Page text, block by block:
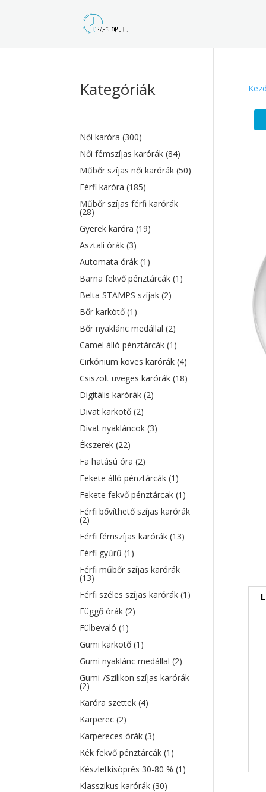
Kategóriák
Női karóra(300)
Női fémszíjas karórák(84)
Műbőr szíjas női karórák(50)
Férfi karóra(185)
Műbőr szíjas férfi karórák
(28)
Gyerek karóra(19)
Asztali órák(3)
Automata órák(1)
Barna fekvő pénztárcák(1)
Belta STAMPS szíjak(2)
Bőr karkötő(1)
Bőr nyaklánc medállal(2)
Camel álló pénztárcák(1)
Cirkónium köves karórák(4)
Csiszolt üveges karórák(18)
Digitális karórák(2)
Divat karkötő(2)
Divat nyakláncok(3)
Ékszerek(22)
Fa hatású óra(2)
Fekete álló pénztárcák(1)
Fekete fekvő pénztárcak(1)
Férfi bővíthető szíjas karórák
(2)
Férfi fémszíjas karórák(13)
Férfi gyűrű(1)
Férfi műbőr szíjas karórák
(13)
Férfi széles szíjas karórák(1)
Függő órák(2)
Fülbevaló(1)
Gumi karkötő(1)
Gumi nyaklánc medállal(2)
Gumi-/Szilikon szíjas karórák
(2)
Karóra szettek(4)
Karperec(2)
Karpereces órák(3)
Kék fekvő pénztárcák(1)
Készletkisöprés 30-80 %(1)
Klasszikus karórák(30)